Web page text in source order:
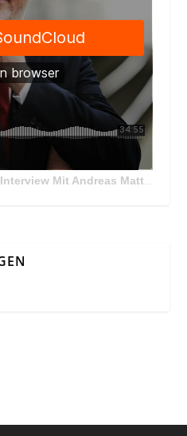
Interview Mit Andreas Matthä, CEO der ÖBB Holding